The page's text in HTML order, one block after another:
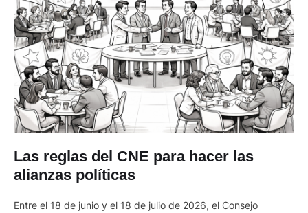
Las reglas del CNE para hacer las
alianzas políticas
Entre el 18 de junio y el 18 de julio de 2026, el Consejo